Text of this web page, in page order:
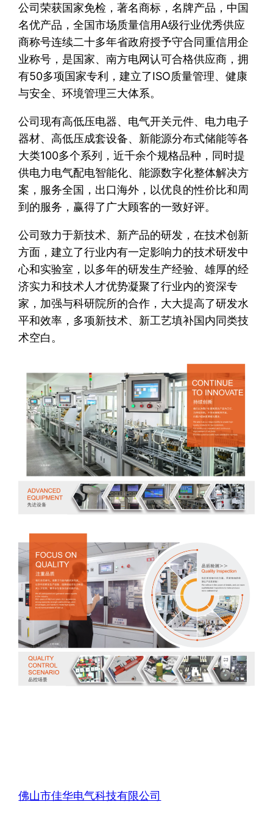
公司荣获国家免检，著名商标，名牌产品，中国
名优产品，全国市场质量信用A级行业优秀供应
商称号连续二十多年省政府授予守合同重信用企
业称号，是国家、南方电网认可合格供应商，拥
有50多项国家专利，建立了ISO质量管理、健康
与安全、环境管理三大体系。
公司现有高低压电器、电气开关元件、电力电子
器材、高低压成套设备、新能源分布式储能等各
大类100多个系列，近千余个规格品种，同时提
供电力电气配电智能化、能源数字化整体解决方
案，服务全国，出口海外，以优良的性价比和周
到的服务，赢得了广大顾客的一致好评。
公司致力于新技术、新产品的研发，在技术创新
方面，建立了行业内有一定影响力的技术研发中
心和实验室，以多年的研发生产经验、雄厚的经
济实力和技术人才优势凝聚了行业内的资深专
家，加强与科研院所的合作，大大提高了研发水
平和效率，多项新技术、新工艺填补国内同类技
术空白。
佛山市佳华电气科技有限公司